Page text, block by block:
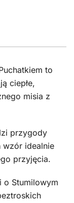
to
ciepłe,
misia z
przygody
wzór idealnie
przyjęcia.
o Stumilowym